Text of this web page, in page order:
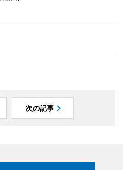
次の記事